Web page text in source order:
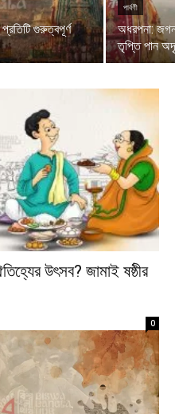
গুরুত্বপূর্ণ
পার্বণী
অধরপনা:
তৃপ্তি পান
উৎসব? জামাই ষষ্ঠীর
0